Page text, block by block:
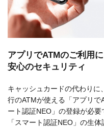
アプリでATMのご利用
安心のセキュリティ
キャッシュカードの代わりに
行のATMが使える「アプリ
ート認証NEO」の登録が必要
「スマート認証NEO」の生